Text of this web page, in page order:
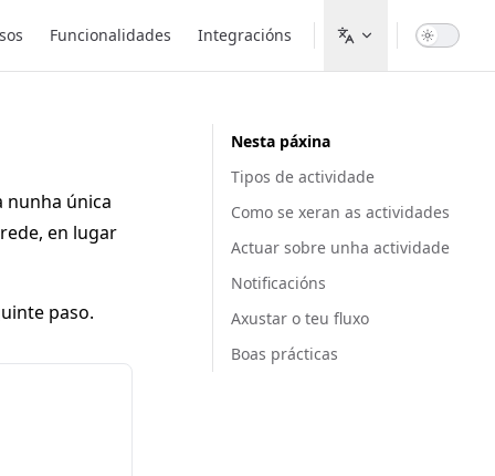
Funcionalidades Integracións
Nesta páxina
Tipos de actividade
Como se xeran as actividades
Actuar sobre unha actividade
Notificacións
Axustar o teu fluxo
Boas prácticas
nunha única
en lugar
paso.